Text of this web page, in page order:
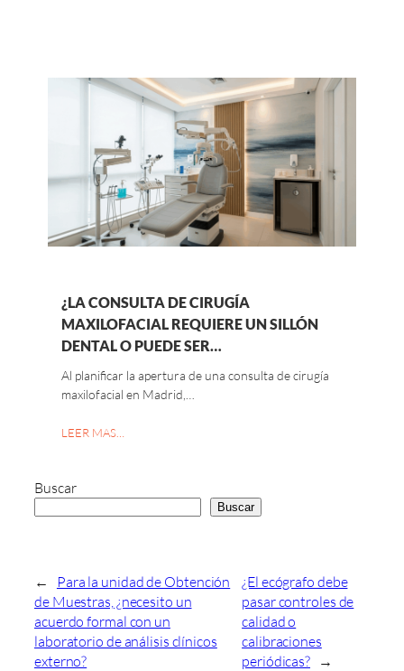
¿LA CONSULTA DE CIRUGÍA
MAXILOFACIAL REQUIERE UN SILLÓN
DENTAL O PUEDE SER…
Al planificar la apertura de una consulta de cirugía
maxilofacial en Madrid,…
LEER MAS…
Buscar
Buscar
←
Para la unidad de Obtención
de Muestras, ¿necesito un
acuerdo formal con un
laboratorio de análisis clínicos
externo?
¿El ecógrafo debe
pasar controles de
calidad o
calibraciones
periódicas? →